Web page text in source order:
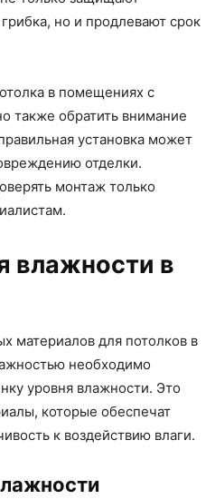
но и продлевают срок
в помещениях с
также обратить внимание
установка может
отделки.
монтаж только
влажности в
материалов для потолков в
необходимо
уровня влажности. Это
которые обеспечат
к воздействию влаги.